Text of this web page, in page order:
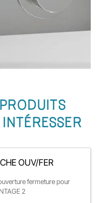
OUV/FER
fermeture pour
2